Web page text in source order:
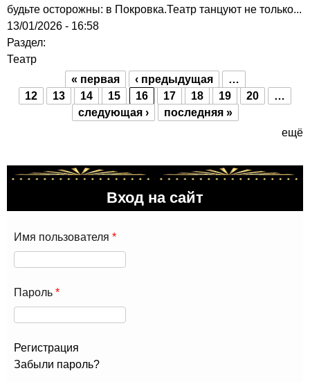
будьте осторожны: в Покровка.Театр танцуют не только...
13/01/2026 - 16:58
Раздел:
Театр
Страницы
« первая ‹ предыдущая
…
12
13 14 15 16 17 18 19 20
…
следующая ›
последняя »
ещё
Вход на сайт
Имя пользователя *
Пароль *
Регистрация
Забыли пароль?